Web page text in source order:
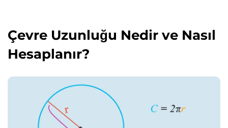
Çevre Uzunluğu Nedir ve Nasıl
Hesaplanır?